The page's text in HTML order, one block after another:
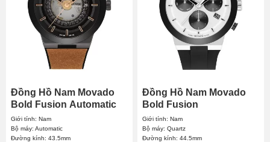
Đồng Hồ Nam Movado
Bold Fusion Automatic
3600928 43.5mm
Giới tính: Nam
Bộ máy: Automatic
Đường kính: 43.5mm
Đồng Hồ Nam Movado
Bold Fusion
Chronograph 3600894
44.5mm
Giới tính: Nam
Bộ máy: Quartz
Đường kính: 44.5mm